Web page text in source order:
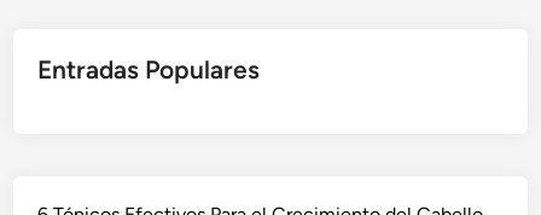
Entradas Populares